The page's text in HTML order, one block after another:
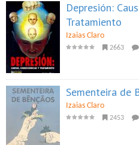
Depresión:
Tratamiento
Izaias Claro
2663
Sementeira de
Izaias Claro
2453